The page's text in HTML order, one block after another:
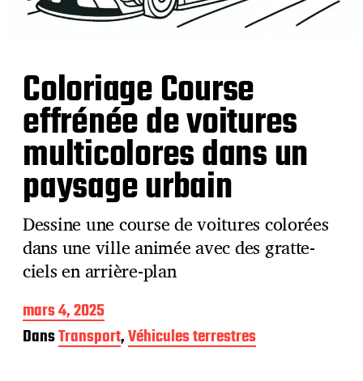
Coloriage Course
effrénée de voitures
multicolores dans un
paysage urbain
Dessine une course de voitures colorées
dans une ville animée avec des gratte-
ciels en arrière-plan
D
a
t
mars 4, 2025
DansTransport,Véhicules terrestres